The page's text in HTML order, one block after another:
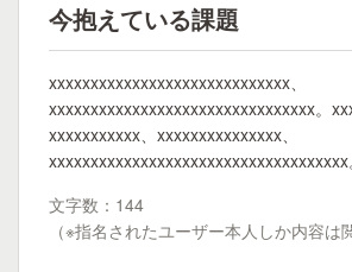
今抱えている課題
xxxxxxxxxxxxxxxxxxxxxxxxxxxxx、
xxxxxxxxxxxxxxxxxxxxxxxxxxxxxxxx。
xxxxxxxxxxx、xxxxxxxxxxxxxxx、
xxxxxxxxxxxxxxxxxxxxxxxxxxxxxxxxxxxx
文字数：144
（※指名されたユーザー本人しか内容は